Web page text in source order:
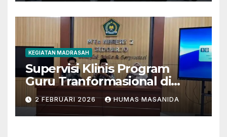
KEGIATAN MADRASAH
Supervisi Klinis Program
Guru Tranformasional di
MTsN 2 Sidoarjo
2 FEBRUARI 2026 HUMAS MASANIDA